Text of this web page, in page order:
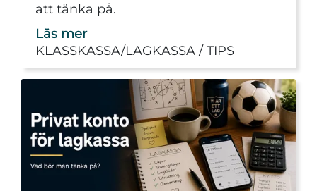
att tänka på.
Läs mer
KLASSKASSA/LAGKASSA
TIPS